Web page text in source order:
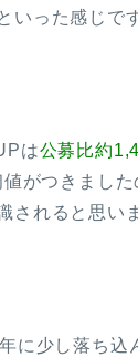
いった感じで
は公募比約
値がつきまし
されると思い
に少し落ち込